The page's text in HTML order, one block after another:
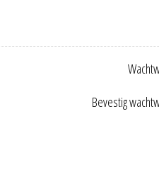
Bevestig